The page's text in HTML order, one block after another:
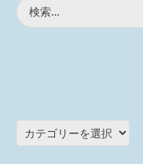
カ